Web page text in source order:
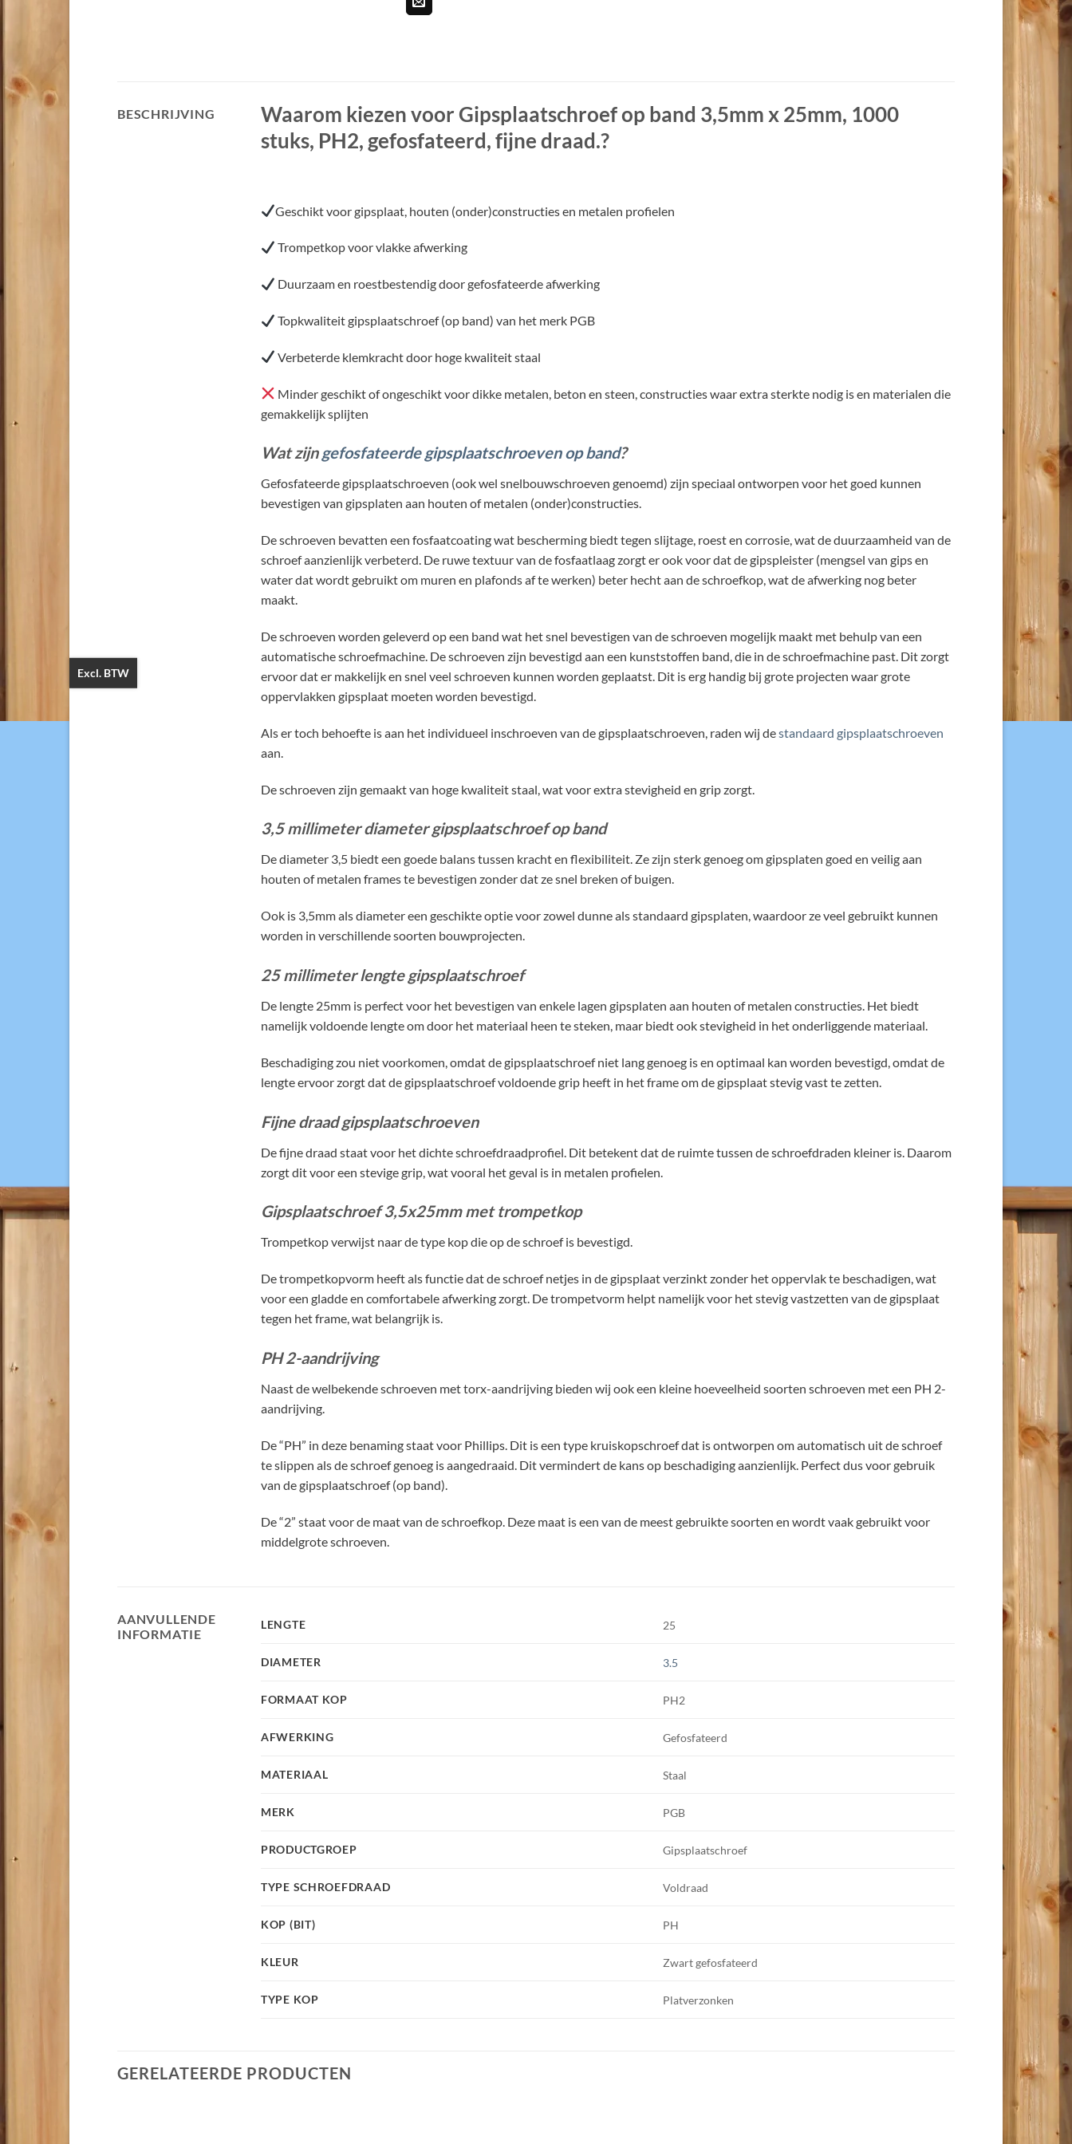
BESCHRIJVING
Waarom kiezen voor Gipsplaatschroef op band 3,5mm x 25mm, 1000
stuks, PH2, gefosfateerd, fijne draad.?
Geschikt voor gipsplaat, houten (onder)constructies en metalen profielen
Trompetkop voor vlakke afwerking
Duurzaam en roestbestendig door gefosfateerde afwerking
Topkwaliteit gipsplaatschroef (op band) van het merk PGB
Verbeterde klemkracht door hoge kwaliteit staal
Minder geschikt of ongeschikt voor dikke metalen, beton en steen, constructies waar extra sterkte nodig is en materialen die
gemakkelijk splijten
Wat zijngefosfateerde gipsplaatschroeven op band?
Gefosfateerde gipsplaatschroeven (ook wel snelbouwschroeven genoemd) zijn speciaal ontworpen voor het goed kunnen
bevestigen van gipsplaten aan houten of metalen (onder)constructies.
De schroeven bevatten een fosfaatcoating wat bescherming biedt tegen slijtage, roest en corrosie, wat de duurzaamheid van de
schroef aanzienlijk verbeterd. De ruwe textuur van de fosfaatlaag zorgt er ook voor dat de gipspleister (mengsel van gips en
water dat wordt gebruikt om muren en plafonds af te werken) beter hecht aan de schroefkop, wat de afwerking nog beter
maakt.
De schroeven worden geleverd op een band wat het snel bevestigen van de schroeven mogelijk maakt met behulp van een
automatische schroefmachine. De schroeven zijn bevestigd aan een kunststoffen band, die in de schroefmachine past. Dit zorgt
ervoor dat er makkelijk en snel veel schroeven kunnen worden geplaatst. Dit is erg handig bij grote projecten waar grote
oppervlakken gipsplaat moeten worden bevestigd.
Als er toch behoefte is aan het individueel inschroeven van de gipsplaatschroeven, raden wij destandaard gipsplaatschroeven
aan.
De schroeven zijn gemaakt van hoge kwaliteit staal, wat voor extra stevigheid en grip zorgt.
3,5 millimeter diameter gipsplaatschroef op band
De diameter 3,5 biedt een goede balans tussen kracht en flexibiliteit. Ze zijn sterk genoeg om gipsplaten goed en veilig aan
houten of metalen frames te bevestigen zonder dat ze snel breken of buigen.
Ook is 3,5mm als diameter een geschikte optie voor zowel dunne als standaard gipsplaten, waardoor ze veel gebruikt kunnen
worden in verschillende soorten bouwprojecten.
25 millimeter lengte gipsplaatschroef
De lengte 25mm is perfect voor het bevestigen van enkele lagen gipsplaten aan houten of metalen constructies. Het biedt
namelijk voldoende lengte om door het materiaal heen te steken, maar biedt ook stevigheid in het onderliggende materiaal.
Beschadiging zou niet voorkomen, omdat de gipsplaatschroef niet lang genoeg is en optimaal kan worden bevestigd, omdat de
lengte ervoor zorgt dat de gipsplaatschroef voldoende grip heeft in het frame om de gipsplaat stevig vast te zetten.
Fijne draad gipsplaatschroeven
De fijne draad staat voor het dichte schroefdraadprofiel. Dit betekent dat de ruimte tussen de schroefdraden kleiner is. Daarom
zorgt dit voor een stevige grip, wat vooral het geval is in metalen profielen.
Gipsplaatschroef 3,5x25mm met trompetkop
Trompetkop verwijst naar de type kop die op de schroef is bevestigd.
De trompetkopvorm heeft als functie dat de schroef netjes in de gipsplaat verzinkt zonder het oppervlak te beschadigen, wat
voor een gladde en comfortabele afwerking zorgt. De trompetvorm helpt namelijk voor het stevig vastzetten van de gipsplaat
tegen het frame, wat belangrijk is.
PH 2-aandrijving
Naast de welbekende schroeven met torx-aandrijving bieden wij ook een kleine hoeveelheid soorten schroeven met een PH 2-
aandrijving.
De “PH” in deze benaming staat voor Phillips. Dit is een type kruiskopschroef dat is ontworpen om automatisch uit de schroef
te slippen als de schroef genoeg is aangedraaid. Dit vermindert de kans op beschadiging aanzienlijk. Perfect dus voor gebruik
van de gipsplaatschroef (op band).
De “2” staat voor de maat van de schroefkop. Deze maat is een van de meest gebruikte soorten en wordt vaak gebruikt voor
middelgrote schroeven.
AANVULLENDE
INFORMATIE
LENGTE 25
DIAMETER 3.5
FORMAAT KOP PH2
AFWERKING Gefosfateerd
MATERIAAL Staal
MERK PGB
PRODUCTGROEP Gipsplaatschroef
TYPE SCHROEFDRAAD Voldraad
KOP (BIT) PH
KLEUR Zwart gefosfateerd
TYPE KOP Platverzonken
GERELATEERDE PRODUCTEN
Excl. BTW